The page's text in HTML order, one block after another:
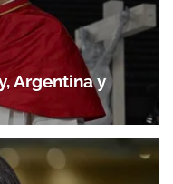
Argentina y